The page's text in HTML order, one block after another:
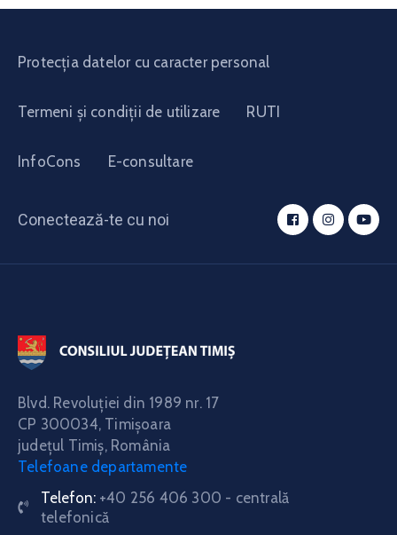
Protecția datelor cu caracter personal
Termeni și condiții de utilizare RUTI
InfoCons E-consultare
Conectează-te cu noi
Blvd. Revoluţiei din 1989 nr. 17
CP 300034, Timişoara
judeţul Timiş, România
Telefoane departamente
Telefon: +40 256 406 300 - centrală
telefonică